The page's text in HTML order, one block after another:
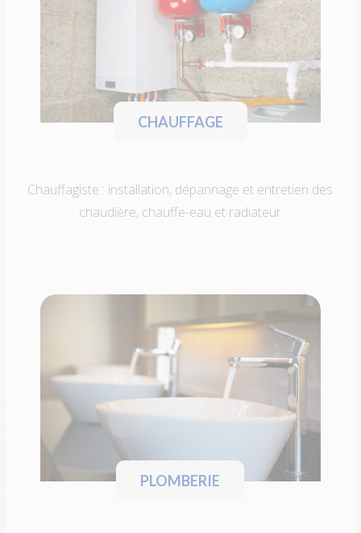
CHAUFFAGE
Chauffagiste : installation, dépannage et entretien des
chaudière, chauffe-eau et radiateur
PLOMBERIE